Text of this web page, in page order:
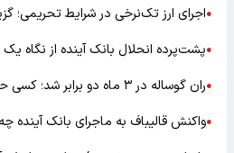
●اجرای ارز تک‌نرخی در شرایط تحریمی؛
●پشت‌پرده انحلال بانک آینده از نگاه
●ران گوساله در ۳ ماه دو برابر شد؛ کسی حواسش هست؟
●واکنش قالیباف به ماجرای بانک آینده